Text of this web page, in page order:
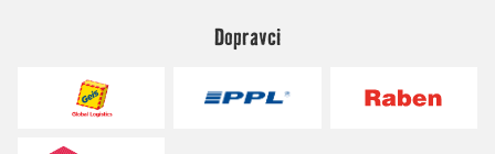
Dopravci